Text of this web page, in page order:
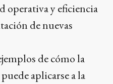
operativa y eficiencia
de nuevas
de cómo la
aplicarse a la